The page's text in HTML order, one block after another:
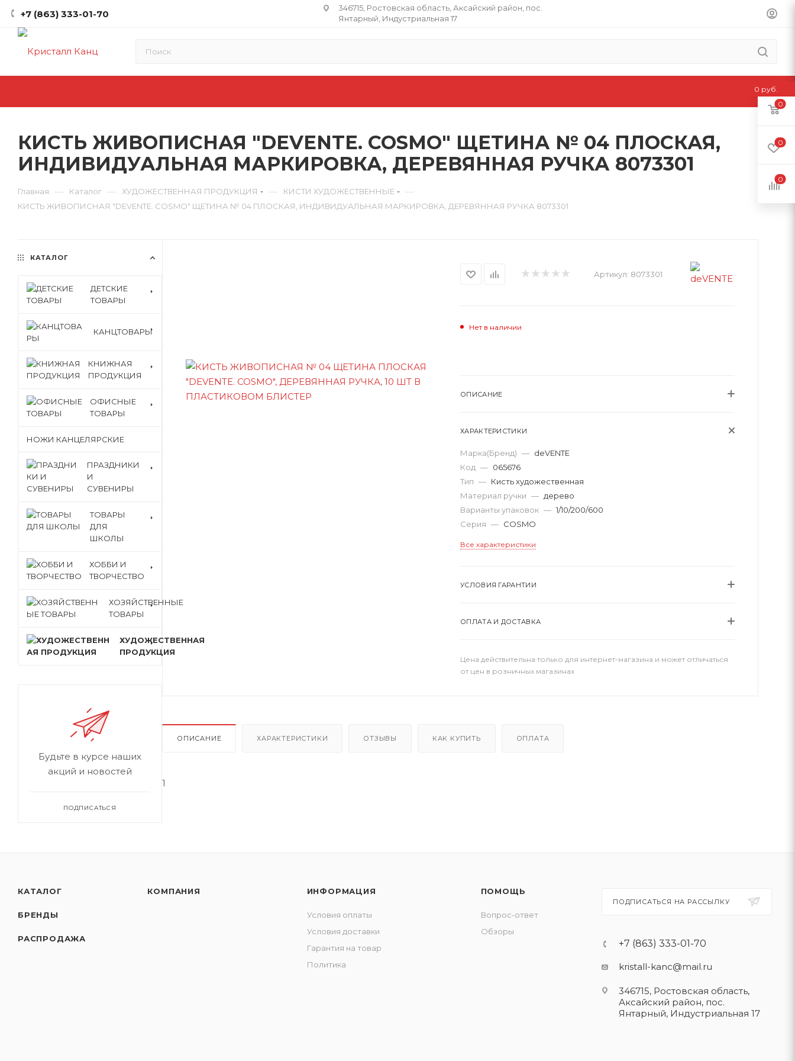
+7 (863) 333-01-70
346715, Ростовская область​, Аксайский район, пос.
Янтарный, Индустриальная 17
КИСТЬ ЖИВОПИСНАЯ "DEVENTE. COSMO" ЩЕТИНА № 04 ПЛОСКАЯ,
ИНДИВИДУАЛЬНАЯ МАРКИРОВКА, ДЕРЕВЯННАЯ РУЧКА 8073301
Главная — Каталог — ХУДОЖЕСТВЕННАЯ ПРОДУКЦИЯ — КИСТИ ХУДОЖЕСТВЕННЫЕ —
КИСТЬ ЖИВОПИСНАЯ "DEVENTE. COSMO" ЩЕТИНА № 04 ПЛОСКАЯ, ИНДИВИДУАЛЬНАЯ МАРКИРОВКА, ДЕРЕВЯННАЯ РУЧКА 8073301
Артикул: 8073301
Нет в наличии
ОПИСАНИЕ
ХАРАКТЕРИСТИКИ
Марка(Бренд) — deVENTE
Код — 065676
Тип — Кисть художественная
Материал ручки — дерево
Варианты упаковок — 1/10/200/600
Серия — COSMO
Все характеристики
УСЛОВИЯ ГАРАНТИИ
ОПЛАТА И ДОСТАВКА
Цена действительна только для интернет-магазина и может отличаться
от цен в розничных магазинах
ОПИСАНИЕ ХАРАКТЕРИСТИКИ ОТЗЫВЫ КАК КУПИТЬ ОПЛАТА
1
КАТАЛОГ
ДЕТСКИЕ
ТОВАРЫ
КАНЦТОВАРЫ
КНИЖНАЯ
ПРОДУКЦИЯ
ОФИСНЫЕ
ТОВАРЫ
НОЖИ КАНЦЕЛЯРСКИЕ
ПРАЗДНИКИ
И
СУВЕНИРЫ
ТОВАРЫ
ДЛЯ
ШКОЛЫ
ХОББИ И
ТВОРЧЕСТВО
ХОЗЯЙСТВЕННЫЕ
ТОВАРЫ
ХУДОЖЕСТВЕННАЯ
ПРОДУКЦИЯ
Будьте в курсе наших
акций и новостей
ПОДПИСАТЬСЯ
КАТАЛОГ
БРЕНДЫ
РАСПРОДАЖА
КОМПАНИЯ ИНФОРМАЦИЯ
Условия оплаты
Условия доставки
Гарантия на товар
Политика
ПОМОЩЬ
Вопрос-ответ
Обзоры
ПОДПИСАТЬСЯ НА РАССЫЛКУ
+7 (863) 333-01-70
kristall-kanc@mail.ru
346715, Ростовская область​,
Аксайский район, пос.
Янтарный, Индустриальная 17
0
0
0
0 руб.